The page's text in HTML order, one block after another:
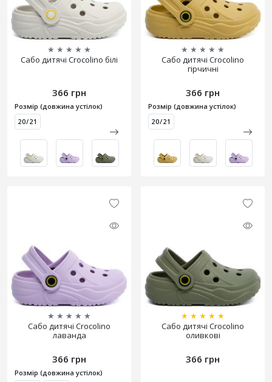
★ ★ ★ ★ ★
Сабо дитячі Crocolino білі
366 грн
Розмір (довжина устілок)
20/21
★ ★ ★ ★ ★
Сабо дитячі Crocolino
гірчичні
366 грн
Розмір (довжина устілок)
20/21
★ ★ ★ ★ ★
Сабо дитячі Crocolino
лаванда
366 грн
Розмір (довжина устілок)
★ ★ ★ ★ ★
Сабо дитячі Crocolino
оливкові
366 грн